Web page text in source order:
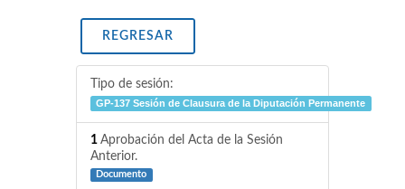
REGRESAR
Tipo de sesión:
GP-137 Sesión de Clausura de la Diputación Permanente
1 Aprobación del Acta de la Sesión
Anterior.
Documento